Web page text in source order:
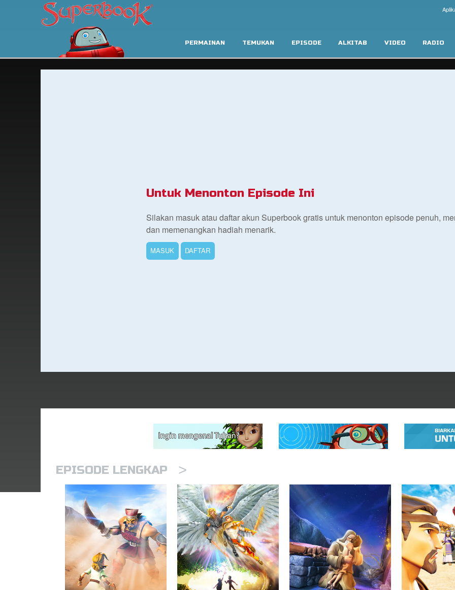
PERMAINAN TEMUKAN EPISODE ALKITAB VIDEO RADIO
Untuk Menonton Episode Ini
Silakan masuk atau daftar akun Superbook gratis untuk menonton episode penuh,
dan memenangkan hadiah menarik.
MASUK DAFTAR
EPISODE LENGKAP >